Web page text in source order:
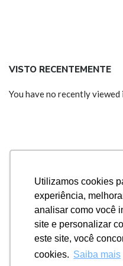
Utilizamos cookies
experiência,
analisar como você
site e personalizar
este site, você
cookies. Saiba mais
Utilizamos cookies
experiência,
analisar como você
site e personalizar
este site, você
cookies. Saiba mais
VISTO RECENTEMENTE
You have no recently viewed